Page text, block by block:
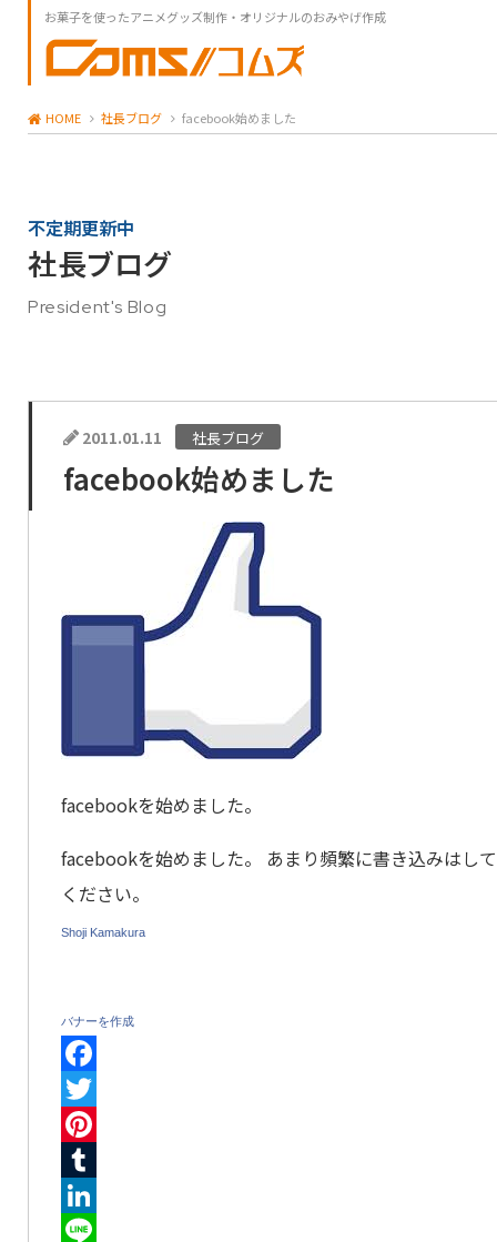
お菓子を使ったアニメグッズ制作・オリジナルのおみやげ作成
HOME 社長ブログ facebook始めました
不定期更新中
社長ブログ
President's Blog
2011.01.11 社長ブログ
facebook始めました
facebookを始めました。
facebookを始めました。 あまり頻繁に書き込みはし
ください。
Shoji Kamakura
バナーを作成
Facebook
Twitter
Pinterest
Tumblr
LinkedIn